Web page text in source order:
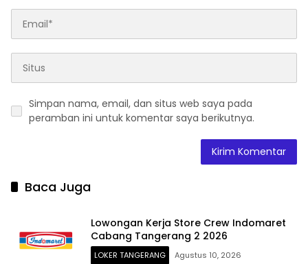
Simpan nama, email, dan situs web saya pada
peramban ini untuk komentar saya berikutnya.
Baca Juga
Lowongan Kerja Store Crew Indomaret
Cabang Tangerang 2 2026
LOKER TANGERANG Agustus 10, 2026